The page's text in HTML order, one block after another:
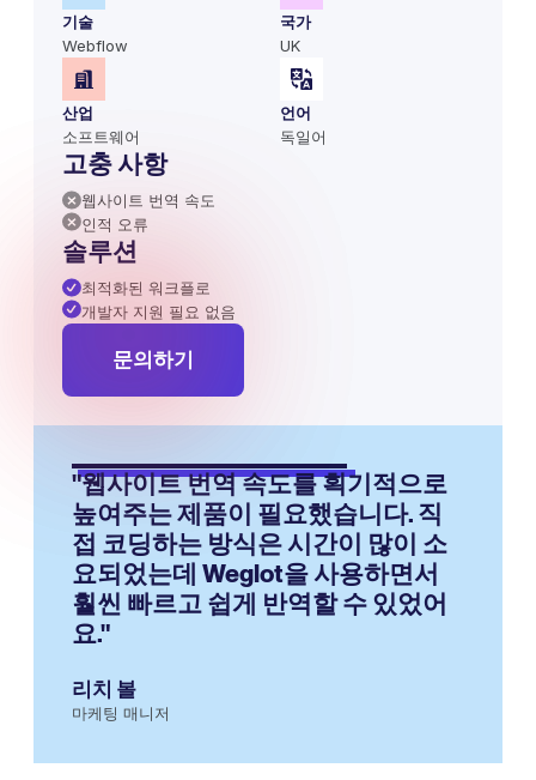
기술
Webflow
국가
UK
산업
소프트웨어
언어
독일어
고충 사항
웹사이트 번역 속도
인적 오류
솔루션
최적화된 워크플로
개발자 지원 필요 없음
문의하기
"웹사이트 번역 속도를 획기적으로
높여주는 제품이 필요했습니다. 직
접 코딩하는 방식은 시간이 많이 소
요되었는데 Weglot을 사용하면서
훨씬 빠르고 쉽게 반역할 수 있었어
요."
리치 볼
마케팅 매니저